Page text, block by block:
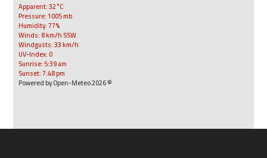
Apparent: 32°C
Pressure: 1005 mb
Humidity: 77%
Winds: 8 km/h SSW
Windgusts: 33 km/h
UV-Index: 0
Sunrise: 5:39 am
Sunset: 7:48 pm
© 2026 Powered by Open-Meteo